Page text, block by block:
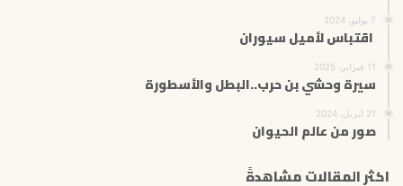
7 يوليو، 2024
اقتباس لأميل سيوران
11 فبراير، 2025
سيرة وحشي بن حرب..البطل والأسطورة
21 أبريل، 2024
صور من عالم الحيوان
اكثر المقالات مشاهدةً